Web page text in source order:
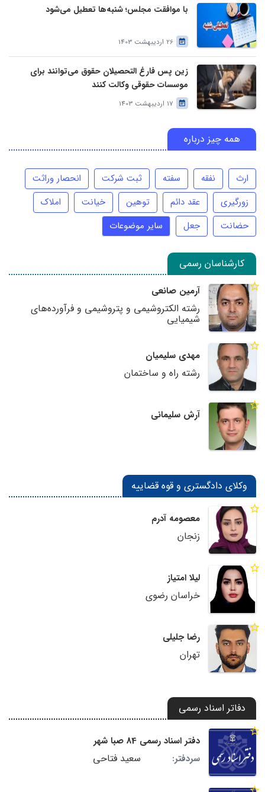
با موافقت مجلس؛ شنبه‌ها تعطیل می‌شود
26 اردیبهشت 1403
زین پس فارغ التحصیلان حقوق می‌توانند برای
موسسات حقوقی وکالت کنند
17 اردیبهشت 1403
همه چیز درباره
ارث نفقه سفته ثبت شرکت
انحصار وراثت
زورگیری
عقد دائم توهین خیانت
املاک
حضانت
جعل سایر موضوعات
کارشناسان رسمی
آرمین صانعی
رشته الکتروشیمی و پتروشیمی و فرآورده‌های
شیمیایی
مهدی سلیمیان
رشته راه و ساختمان
آرش سلیمانی
وکلای دادگستری و قوه قضاییه
معصومه آدرم
زنجان
لیلا امتیاز
خراسان رضوی
رضا جلیلی
تهران
دفاتر اسناد رسمی
دفتر اسناد رسمی 84 صبا شهر
سردفتر:
سعید فتاحی